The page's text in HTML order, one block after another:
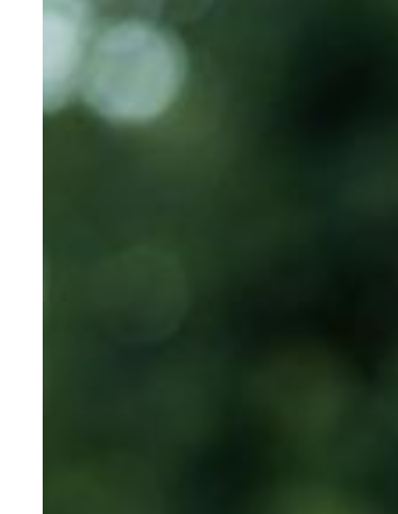
Solution entièrement gérée et hébergée dans le nuage
Idéal pour les réseaux de distribution distribués et les